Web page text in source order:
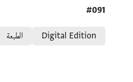
Location in source
#091
Digital Edition
الطبعة